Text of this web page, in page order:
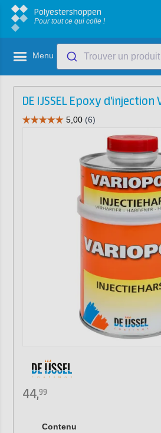
Polyestershoppen
Pour tout ce qui colle !
Menu Trouver un
DE IJSSEL Epoxy d'injection
44,99
Contenu